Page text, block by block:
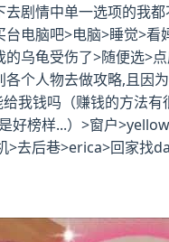
剧情中单一选项的我
电脑吧>电脑>睡觉>
乌龟受伤了>随便选>
个人物去做攻略,且因
我钱吗（赚钱的方法
好榜样...）>窗户
>去后巷>erica>回家找